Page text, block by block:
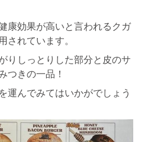
康効果が高いと言われるクガ
されています。
りしっとりした部分と皮のサ
つきの一品！
運んでみてはいかがでしょう